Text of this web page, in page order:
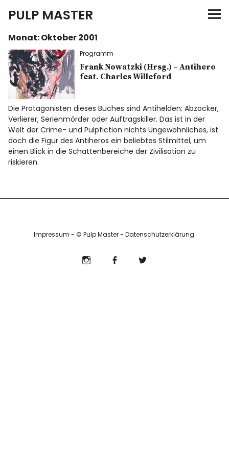
PULP MASTER
Programm
Verlag
Merch
News
Info
Monat:Oktober 2001
Programm
Frank Nowatzki (Hrsg.) – Antihero
feat. Charles Willeford
Die Protagonisten dieses Buches sind Antihelden: Abzocker,
Verlierer, Serienmörder oder Auftragskiller. Das ist in der
Welt der Crime- und Pulpfiction nichts Ungewöhnliches, ist
doch die Figur des Antiheros ein beliebtes Stilmittel, um
einen Blick in die Schattenbereiche der Zivilisation zu
riskieren.
Impressum - © Pulp Master - Datenschutzerklärung